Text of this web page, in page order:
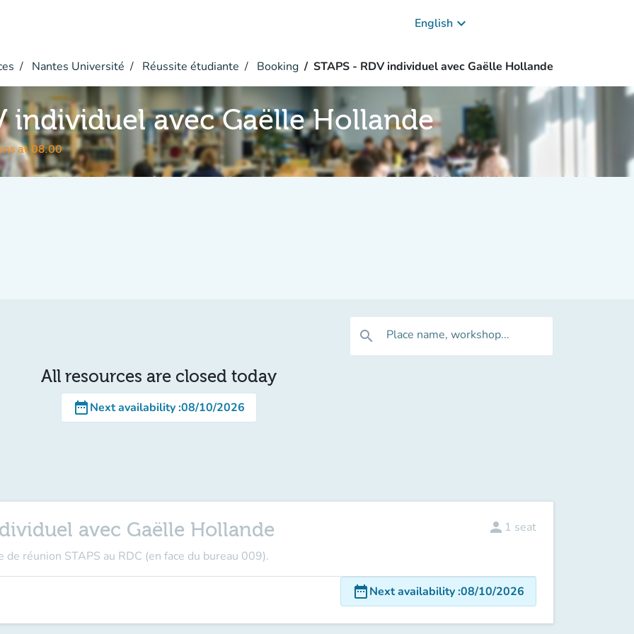
English keyboard_arrow_down
Nantes Université Réussite étudiante Booking STAPS - RDV individuel avec Gaëlle Hollande
individuel avec Gaëlle Hollande
at 08:00
search Place name, workshop...
All resources are closed today
date_rangeNext availability:08/10/2026
avec Gaëlle Hollande
réunion STAPS au RDC (en face du bureau 009).
person 1 seat
date_rangeNext availability:08/10/2026